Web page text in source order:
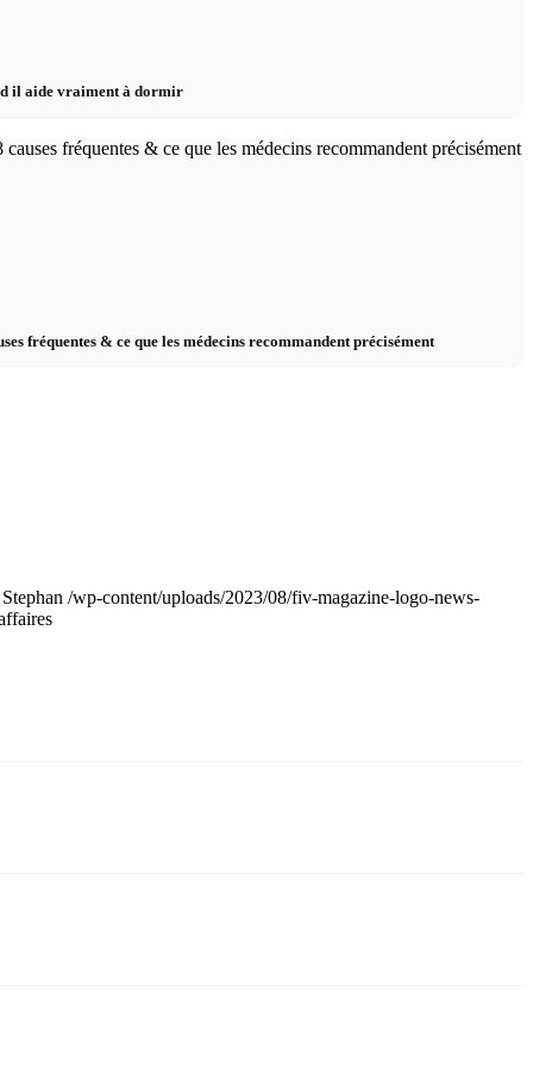
il aide vraiment à dormir
fréquentes & ce que les médecins recommandent précisément
Stephan /wp-content/uploads/2023/08/fiv-magazine-logo-news-